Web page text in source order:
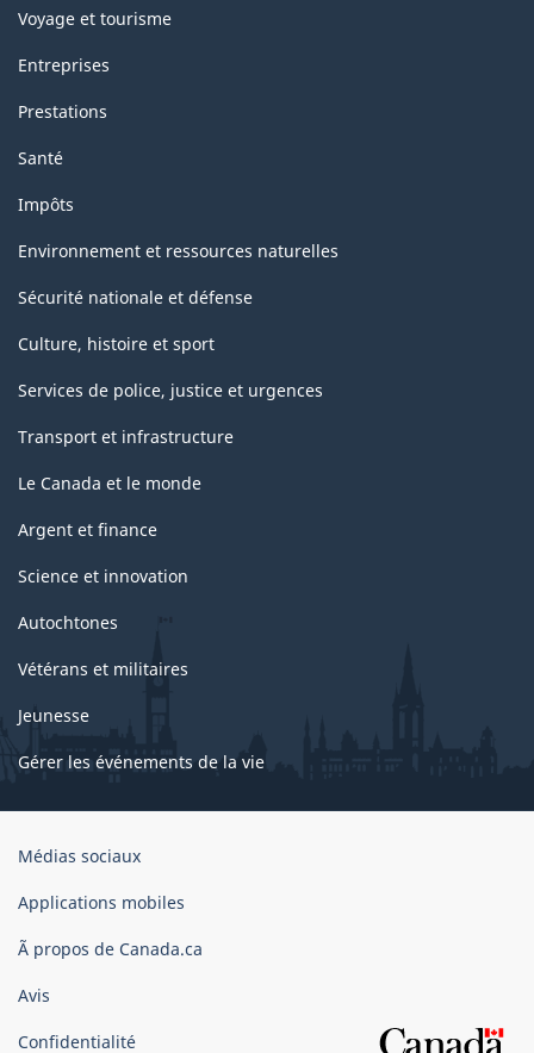
Voyage et tourisme
Entreprises
Prestations
Santé
Impôts
Environnement et ressources naturelles
Sécurité nationale et défense
Culture, histoire et sport
Services de police, justice et urgences
Transport et infrastructure
Le Canada et le monde
Argent et finance
Science et innovation
Autochtones
Vétérans et militaires
Jeunesse
Gérer les événements de la vie
Organisation
gouvernement
Canada
Médias sociaux
Applications mobiles
Ã propos de Canada.ca
Avis
Confidentialité